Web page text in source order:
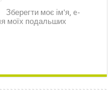
Зберегти моє ім'я, e-
моїх подальших